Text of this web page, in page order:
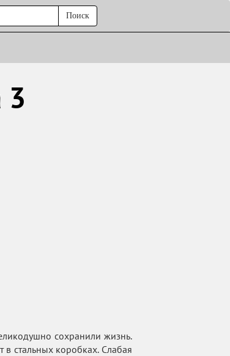
Поиск
3
сохранили жизнь.
в стальных коробках. Слабая